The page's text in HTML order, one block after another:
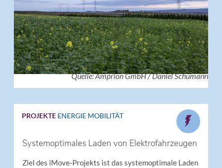
Quelle: Amprion GmbH / Daniel Schumann
PROJEKTE ENERGIE MOBILITÄT
Systemoptimales Laden von Elektrofahrzeugen
Ziel des iMove-Projekts ist das systemoptimale Laden